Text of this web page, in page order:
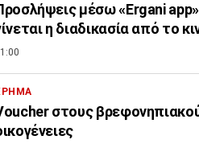
μέσω «Ergani
η διαδικασία από το
στους